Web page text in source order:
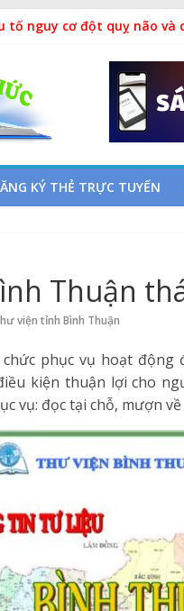
tố nguy cơ đột quỵ não và
văn hóa đọc qua chương
97 năm Ngày thành lập
đề sách: “Uống nước nhớ
KÝ THẺ TRỰC TUYẾN
Thuận
viện tỉnh Bình Thuận
phục vụ hoạt động
kiện thuận lợi cho
vụ: đọc tại chỗ, mượn